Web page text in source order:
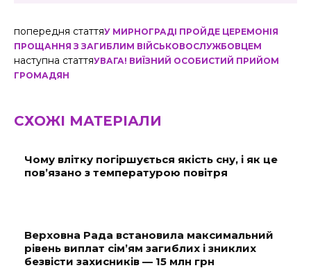
попередня статтяУ МИРНОГРАДІ ПРОЙДЕ ЦЕРЕМОНІЯ
ПРОЩАННЯ З ЗАГИБЛИМ ВІЙСЬКОВОСЛУЖБОВЦЕМ
наступна статтяУВАГА! ВИЇЗНИЙ ОСОБИСТИЙ ПРИЙОМ
ГРОМАДЯН
СХОЖІ МАТЕРІАЛИ
Чому влітку погіршується якість сну, і як це
пов’язано з температурою повітря
Верховна Рада встановила максимальний
рівень виплат сім’ям загиблих і зниклих
безвісти захисників — 15 млн грн